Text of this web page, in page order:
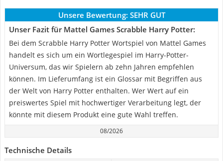
Unsere Bewertung: SEHR GUT
Unser Fazit für Mattel Games Scrabble Harry Potter:
Bei dem Scrabble Harry Potter Wortspiel von Mattel Games
handelt es sich um ein Wortlegespiel im Harry-Potter-
Universum, das wir Spielern ab zehn Jahren empfehlen
können. Im Lieferumfang ist ein Glossar mit Begriffen aus
der Welt von Harry Potter enthalten. Wer Wert auf ein
preiswertes Spiel mit hochwertiger Verarbeitung legt, der
könnte mit diesem Produkt eine gute Wahl treffen.
08/2026
Technische Details